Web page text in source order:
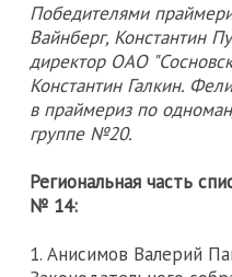
Победителями
Вайнберг, Константин
директор ОАО
Константин Галкин.
в праймериз по
группе №20.
Региональная часть
№ 14:
1. Анисимов Валерий